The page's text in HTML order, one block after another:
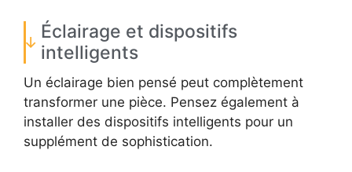
Éclairage et dispositifs
intelligents
Un éclairage bien pensé peut complètement
transformer une pièce. Pensez également à
installer des dispositifs intelligents pour un
supplément de sophistication.